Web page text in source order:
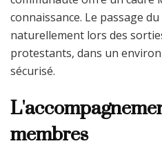
connaissance. Le passage
naturellement lors des
protestants, dans un
sécurisé.
membres